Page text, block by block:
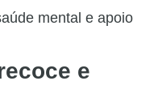
mental e apoio
e